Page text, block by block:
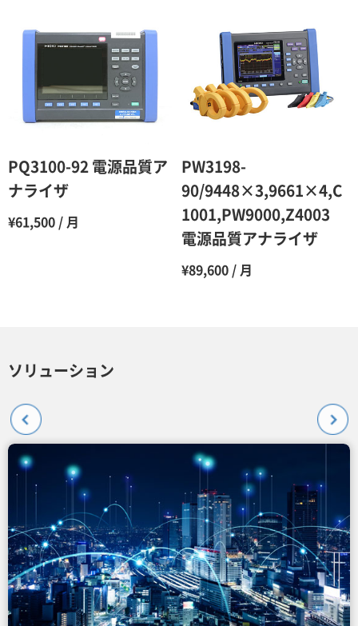
47％（割引率53％）
12ヶ月 45％（割引率55％）
PQ3100-92 電源品質ア
ナライザ
¥61,500 / 月
PW3198-
90/9448×3,9661×4,C
1001,PW9000,Z4003
電源品質アナライザ
¥89,600 / 月
ソリューション